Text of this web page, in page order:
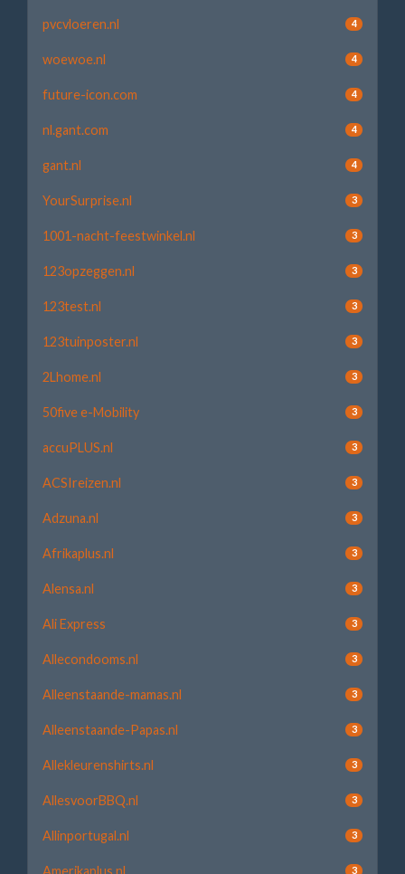
pvcvloeren.nl 4
woewoe.nl 4
future-icon.com 4
nl.gant.com 4
gant.nl 4
YourSurprise.nl 3
1001-nacht-feestwinkel.nl 3
123opzeggen.nl 3
123test.nl 3
123tuinposter.nl 3
2Lhome.nl 3
50five e-Mobility 3
accuPLUS.nl 3
ACSIreizen.nl 3
Adzuna.nl 3
Afrikaplus.nl 3
Alensa.nl 3
Ali Express 3
Allecondooms.nl 3
Alleenstaande-mamas.nl 3
Alleenstaande-Papas.nl 3
Allekleurenshirts.nl 3
AllesvoorBBQ.nl 3
Allinportugal.nl 3
Amerikaplus.nl 3